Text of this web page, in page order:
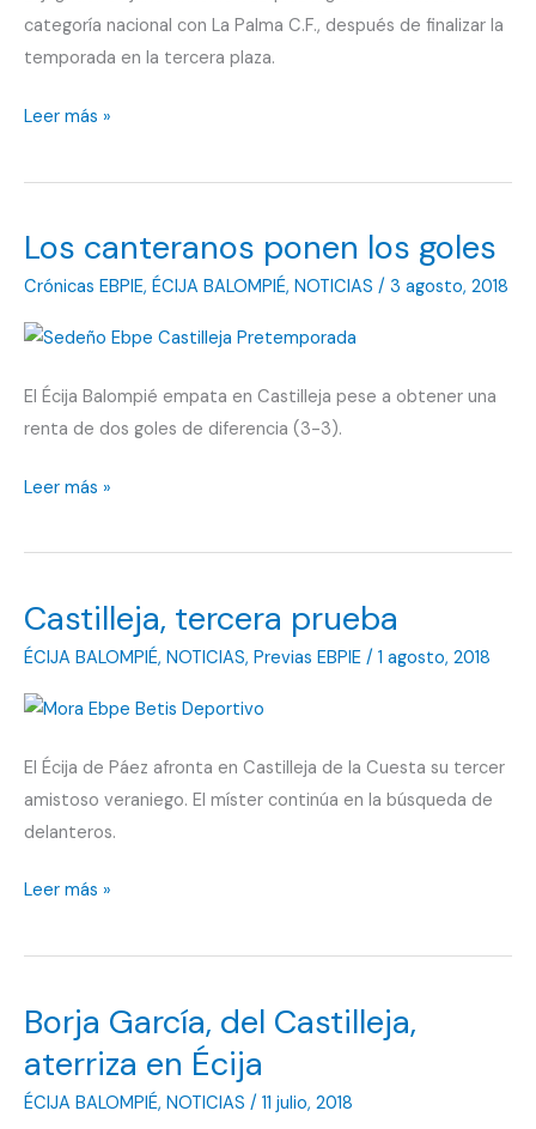
categoría nacional con La Palma C.F., después de finalizar la
temporada en la tercera plaza.
La
C.F.
Antonio
Vázquez
de
División
Leer más »
Los canteranos ponen los goles
Crónicas EBPIE, ÉCIJA BALOMPIÉ, NOTICIAS / 3 agosto, 2018
El Écija Balompié empata en Castilleja pese a obtener una
renta de dos goles de diferencia (3-3).
Los
ponen
goles
Leer más »
Castilleja, tercera prueba
ÉCIJA BALOMPIÉ, NOTICIAS, Previas EBPIE / 1 agosto, 2018
El Écija de Páez afronta en Castilleja de la Cuesta su tercer
amistoso veraniego. El míster continúa en la búsqueda de
delanteros.
Castilleja,
prueba
Leer más »
Borja García, del Castilleja,
aterriza en Écija
ÉCIJA BALOMPIÉ, NOTICIAS / 11 julio, 2018